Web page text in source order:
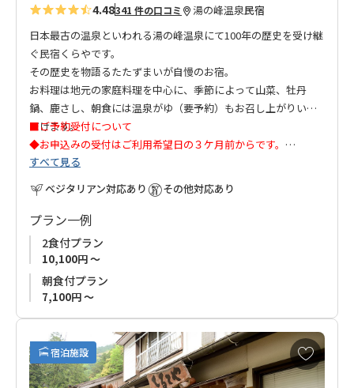
4.48341 件の口コミ 湯の峰温泉民宿
日本最古の温泉といわれる湯の峰温泉にて100年の歴史を受け継
ぐ民宿くらやです。
その歴史を物語るたたずまいが自慢のお宿。
お料理は地元の家庭料理を中心に、季節によって山菜、牡丹
鍋、鹿さし、朝食には温泉がゆ（要予約）もお召し上がりいた
だけます。
昔ながらの建物で安らぎの時をお過ごしください。
■休館日：日曜日
■ご予約受付について
◆お申込みの受付はご利用希望日の３ケ月前からです。
◆連泊はお受けできません。ご了承ください。
すべて見る
ベジタリアン対応あり
その他対応あり
プラン一例
2食付プラン
10,100円 ～
朝食付プラン
7,100円 ～
宿泊施設
お
気
に